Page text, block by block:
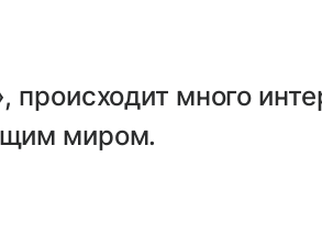
происходит много
миром.